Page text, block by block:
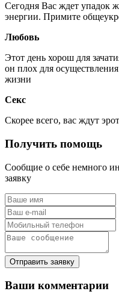
Сегодня Вас ждет упадок
энергии. Примите
Любовь
Этот день хорош для
он плох для
жизни
Секс
Скорее всего, вас ждут
Получить помощь
Сообщие о себе немного
заявку
Отправить заявку
Ваши комментарии